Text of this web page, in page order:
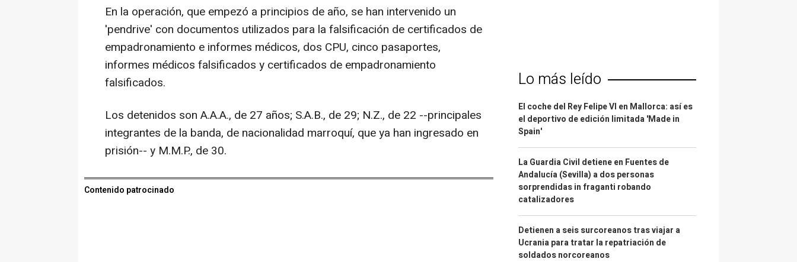
En la operación, que empezó a principios de año, se han intervenido un
'pendrive' con documentos utilizados para la falsificación de certificados de
empadronamiento e informes médicos, dos CPU, cinco pasaportes,
informes médicos falsificados y certificados de empadronamiento
falsificados.
Los detenidos son A.A.A., de 27 años; S.A.B., de 29; N.Z., de 22 --principales
integrantes de la banda, de nacionalidad marroquí, que ya han ingresado en
prisión-- y M.M.P., de 30.
Contenido patrocinado
Lo más leído
El coche del Rey Felipe VI en Mallorca: así es
el deportivo de edición limitada 'Made in
Spain'
La Guardia Civil detiene en Fuentes de
Andalucía (Sevilla) a dos personas
sorprendidas in fraganti robando
catalizadores
Detienen a seis surcoreanos tras viajar a
Ucrania para tratar la repatriación de
soldados norcoreanos